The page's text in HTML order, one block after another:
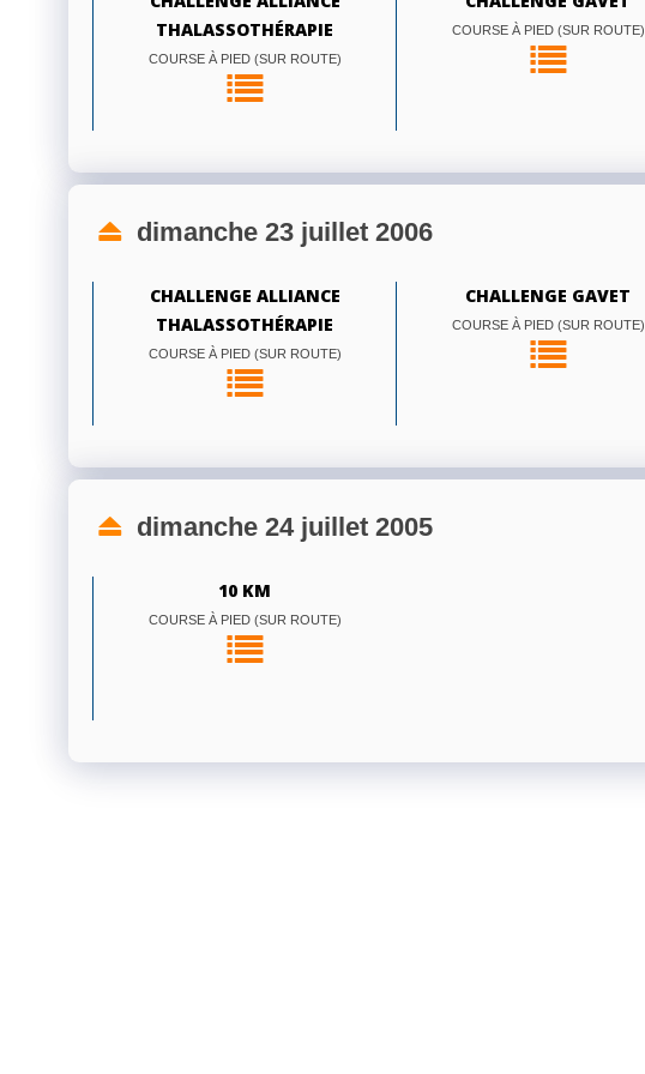
THALASSOTHÉRAPIE
COURSE À PIED (SUR ROUTE)
COURSE À PIED (SUR ROUTE)
dimanche 23 juillet 2006
CHALLENGE ALLIANCE
THALASSOTHÉRAPIE
COURSE À PIED (SUR ROUTE)
CHALLENGE GAVET
COURSE À PIED (SUR ROUTE)
dimanche 24 juillet 2005
10 KM
COURSE À PIED (SUR ROUTE)